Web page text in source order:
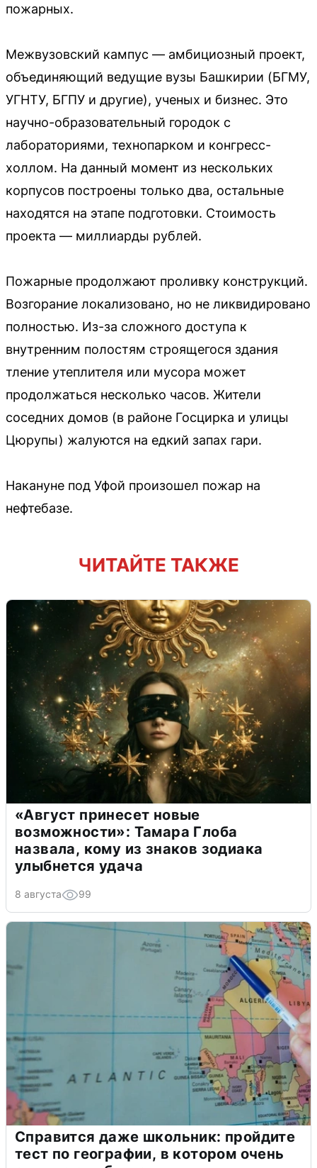
пожарных.
Межвузовский кампус — амбициозный проект,
объединяющий ведущие вузы Башкирии (БГМУ,
УГНТУ, БГПУ и другие), ученых и бизнес. Это
научно-образовательный городок с
лабораториями, технопарком и конгресс-
холлом. На данный момент из нескольких
корпусов построены только два, остальные
находятся на этапе подготовки. Стоимость
проекта — миллиарды рублей.
Пожарные продолжают проливку конструкций.
Возгорание локализовано, но не ликвидировано
полностью. Из-за сложного доступа к
внутренним полостям строящегося здания
тление утеплителя или мусора может
продолжаться несколько часов. Жители
соседних домов (в районе Госцирка и улицы
Цюрупы) жалуются на едкий запах гари.
Накануне под Уфой произошел пожар на
нефтебазе.
ЧИТАЙТЕ ТАКЖЕ
«Август принесет новые
возможности»: Тамара Глоба
назвала, кому из знаков зодиака
улыбнется удача
8 августа 99
Справится даже школьник: пройдите
тест по географии, в котором очень